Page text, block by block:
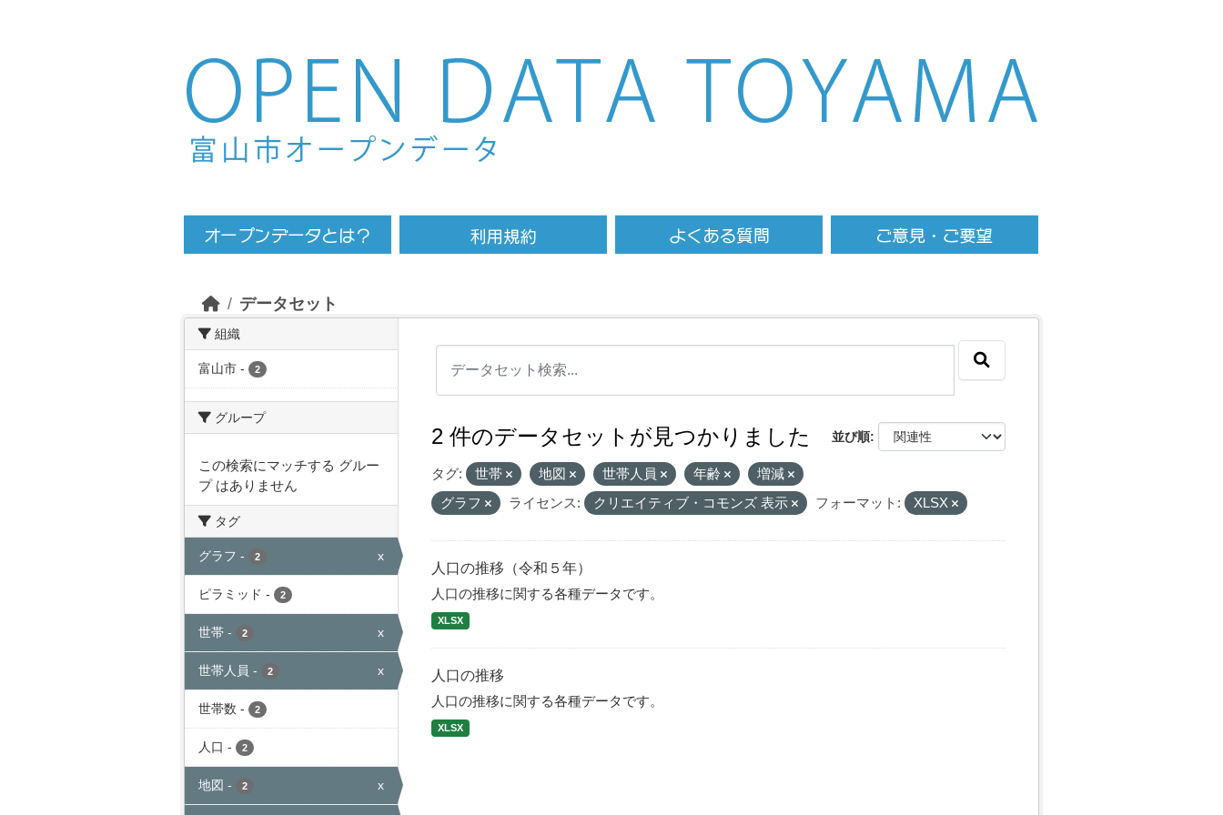
Skip to main content
データセット
組織
富山市 - 2
グループ
この検索にマッチする グルー
プ はありません
タグ
グラフ - 2 x
ピラミッド - 2
世帯 - 2 x
世帯人員 - 2 x
世帯数 - 2
人口 - 2
地図 - 2 x
並び順
2 件のデータセットが見つかりました
タグ: 世帯 地図 世帯人員 年齢
増減
グラフ
ライセンス: クリエイティブ・コモンズ 表示 フォーマット: XLSX
人口の推移（令和５年）
人口の推移に関する各種データです。
XLSX
人口の推移
人口の推移に関する各種データです。
XLSX